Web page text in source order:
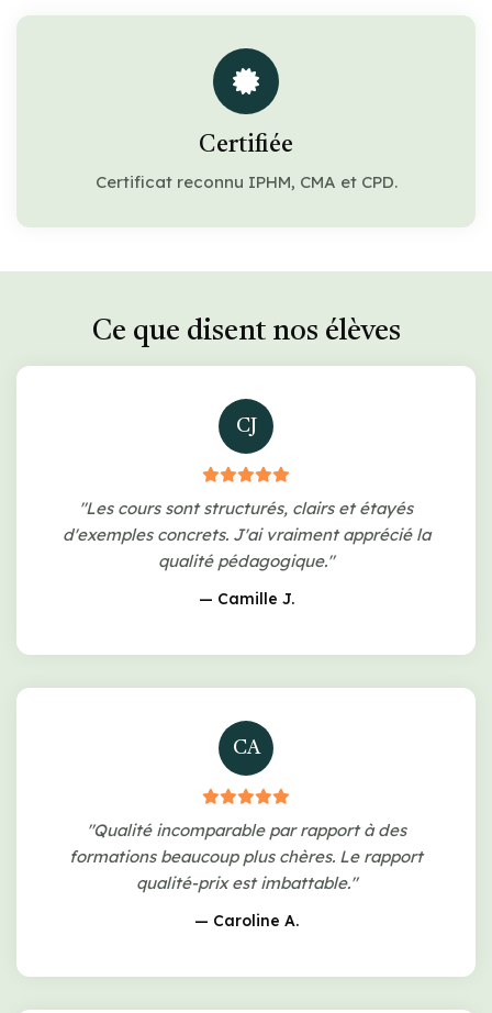
Certifiée
Certificat reconnu IPHM, CMA et CPD.
Ce que disent nos élèves
CJ
"Les cours sont structurés, clairs et étayés
d'exemples concrets. J'ai vraiment apprécié la
qualité pédagogique."
— Camille J.
CA
"Qualité incomparable par rapport à des
formations beaucoup plus chères. Le rapport
qualité-prix est imbattable."
— Caroline A.